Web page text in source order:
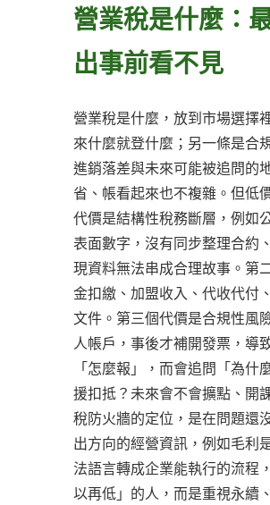
營業稅是什麼：
出事前看不見
營業稅是什麼，放到市場選擇
來什麼就登什麼；另一條是合
進銷落差與未來可能被追問的
省、帳看起來也不複雜。但低
代價是結構性稅務斷層，例如
表面數字，沒有同步整理合約
現資料無法串成合理故事。第
金扣繳、加盟收入、代收代付
文件。第三個代價是合規性風
人帳戶，事後才補開發票，導
「怎麼報」，而會追問「為
援扣抵？未來會不會擴點、開
稅防火牆的定位，是在問題還
出方向的經營資訊，例如毛利
法語言轉成企業能執行的流程
以再低」的人，而是重視永續